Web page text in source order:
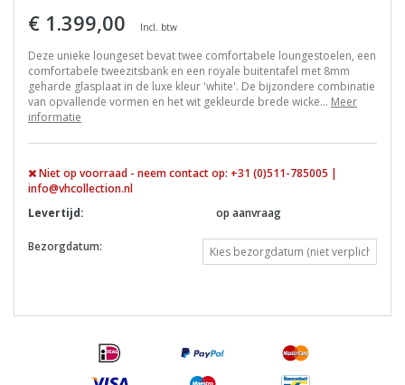
€ 1.399,00 Incl. btw
Deze unieke loungeset bevat twee comfortabele loungestoelen, een
comfortabele tweezitsbank en een royale buitentafel met 8mm
geharde glasplaat in de luxe kleur 'white'. De bijzondere combinatie
van opvallende vormen en het wit gekleurde brede wicke... Meer
informatie
Niet op voorraad - neem contact op: +31 (0)511-785005 |
info@vhcollection.nl
Levertijd:
op aanvraag
Bezorgdatum: